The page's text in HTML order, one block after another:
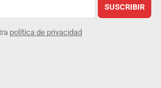
SUSCRIBIR
política de privacidad